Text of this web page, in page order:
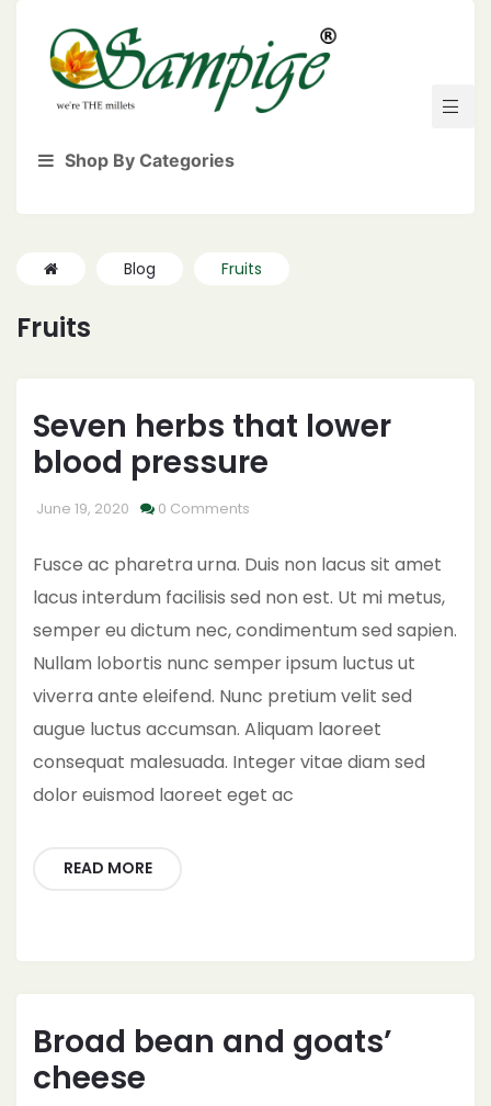
Shop By Categories
Blog Fruits
Fruits
Seven herbs that lower
blood pressure
June 19, 2020 0 Comments
Fusce ac pharetra urna. Duis non lacus sit amet
lacus interdum facilisis sed non est. Ut mi metus,
semper eu dictum nec, condimentum sed sapien.
Nullam lobortis nunc semper ipsum luctus ut
viverra ante eleifend. Nunc pretium velit sed
augue luctus accumsan. Aliquam laoreet
consequat malesuada. Integer vitae diam sed
dolor euismod laoreet eget ac
READ MORE
Broad bean and goats’
cheese